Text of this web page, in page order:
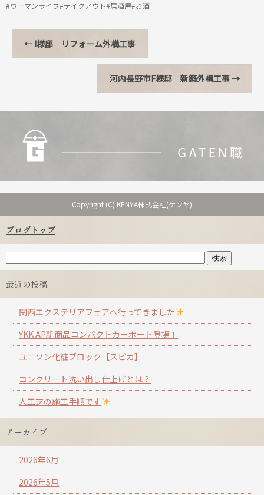
#ウーマンライフ#テイクアウト#居酒屋#お酒
← I様邸 リフォーム外構工事
河内長野市F様邸 新築外構工事→
Copyright (C) KENYA株式会社(ケンヤ)
ブログトップ
最近の投稿
関西エクステリアフェアへ行ってきました
YKK AP新商品コンパクトカーポート登場！
ユニソン化粧ブロック【スピカ】
コンクリート洗い出し仕上げとは？
人工芝の施工手順です
アーカイブ
2026年6月
2026年5月